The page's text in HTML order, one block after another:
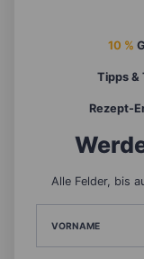
10 %
Tipps &
Rezept-
Alle Felder, bis
VORNAME